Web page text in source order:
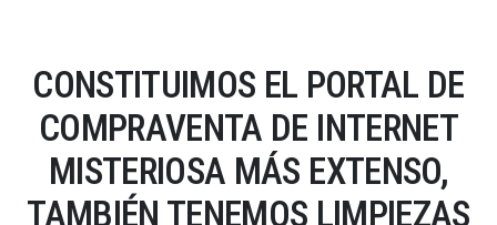
CONSTITUIMOS EL PORTAL DE
COMPRAVENTA DE INTERNET
MISTERIOSA MÁS EXTENSO,
TAMBIÉN TENEMOS LIMPIEZAS